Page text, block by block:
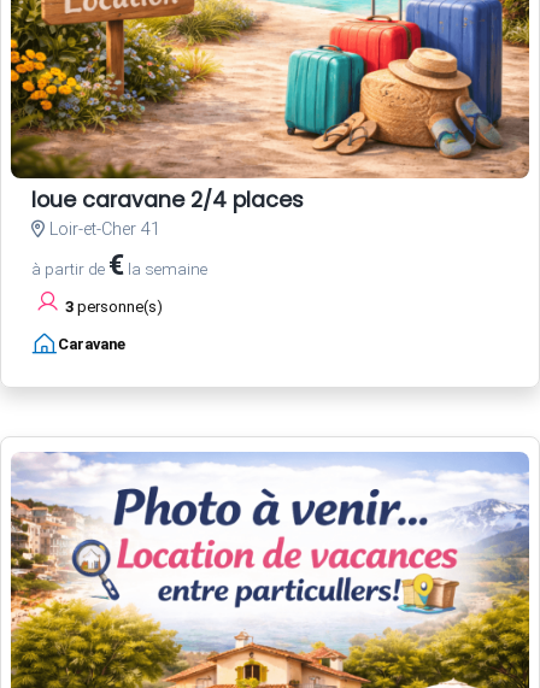
loue caravane 2/4 places
Loir-et-Cher 41
à partir de € la semaine
3 personne(s)
Caravane